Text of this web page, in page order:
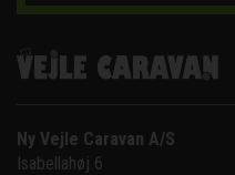
Ny Vejle Caravan A/S
Isabellahøj 6